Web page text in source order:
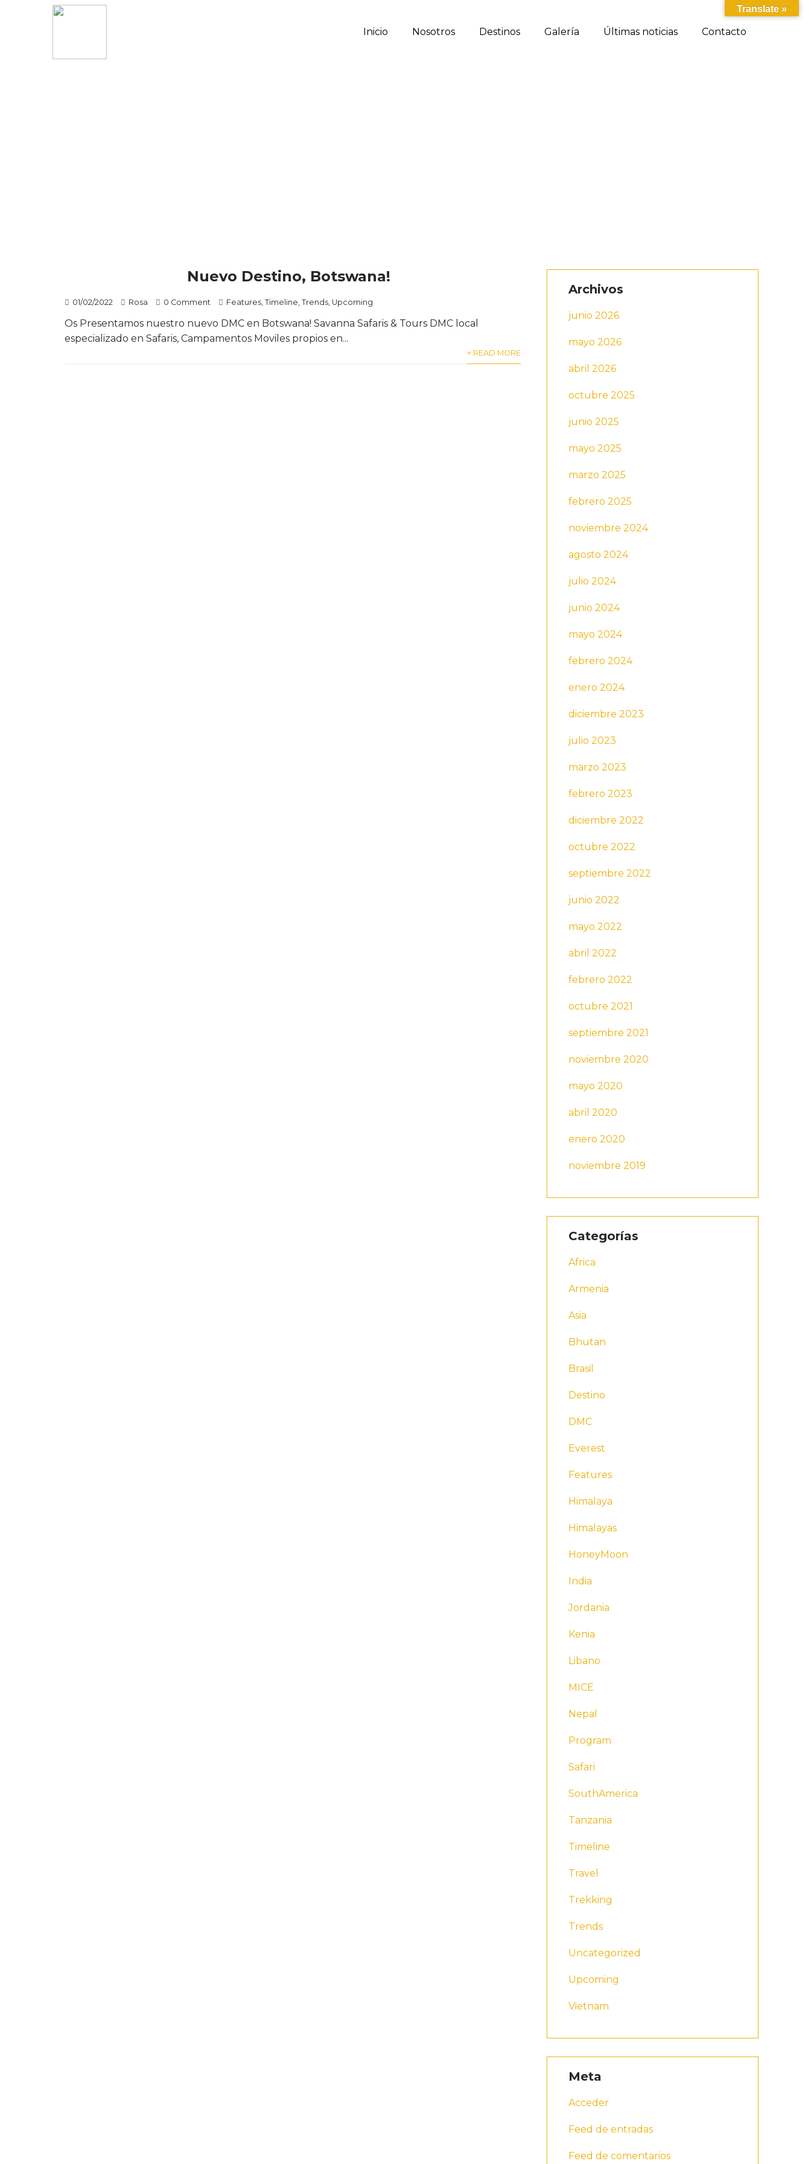
Inicio Nosotros Destinos Galería Últimas noticias Contacto
Nuevo Destino, Botswana!
01/02/2022 Rosa 0 Comment Features Timeline Trends Upcoming
Os Presentamos nuestro nuevo DMC en Botswana! Savanna Safaris & Tours DMC local
especializado en Safaris, Campamentos Moviles propios en...
+ READ MORE
Archivos
junio 2026
mayo 2026
abril 2026
octubre 2025
junio 2025
mayo 2025
marzo 2025
febrero 2025
noviembre 2024
agosto 2024
julio 2024
junio 2024
mayo 2024
febrero 2024
enero 2024
diciembre 2023
julio 2023
marzo 2023
febrero 2023
diciembre 2022
octubre 2022
septiembre 2022
junio 2022
mayo 2022
abril 2022
febrero 2022
octubre 2021
septiembre 2021
noviembre 2020
mayo 2020
abril 2020
enero 2020
noviembre 2019
Categorías
Africa
Armenia
Asia
Bhutan
Brasil
Destino
DMC
Everest
Features
Himalaya
Himalayas
HoneyMoon
India
Jordania
Kenia
Libano
MICE
Nepal
Program
Safari
SouthAmerica
Tanzania
Timeline
Travel
Trekking
Trends
Uncategorized
Upcoming
Vietnam
Meta
Acceder
Feed de entradas
Feed de comentarios
Translate »